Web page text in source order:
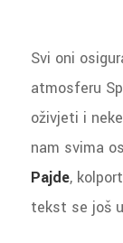
Svi oni
atmosferu
oživjeti i
nam svima
Pajde,
tekst se još